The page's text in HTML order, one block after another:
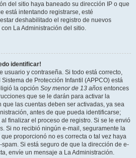
del sitio haya baneado su dirección IP o que
está intentando registrarse, esté
deshabilitado el registro de nuevos
La Administración del sitio.
identificar!
usuario y contraseña. Si todo está correcto,
de Protección Infantil (APPCO) está
la opción Soy menor de 13 años entonces
que se le darán para activar la
que las cuentas deben ser activadas, ya sea
antes de que pueda identificarse;
finalizar el proceso de registro. Si se le envió
Si no recibió ningún e-mail, seguramente la
proporcionó no es correcta o tal vez haya
Si está seguro de que la dirección de e-
envíe un mensaje a La Administración.